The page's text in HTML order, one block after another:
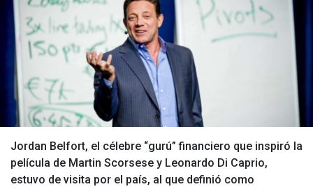
Jordan Belfort, el célebre “gurú” financiero que inspiró la
película de Martin Scorsese y Leonardo Di Caprio,
estuvo de visita por el país, al que definió como